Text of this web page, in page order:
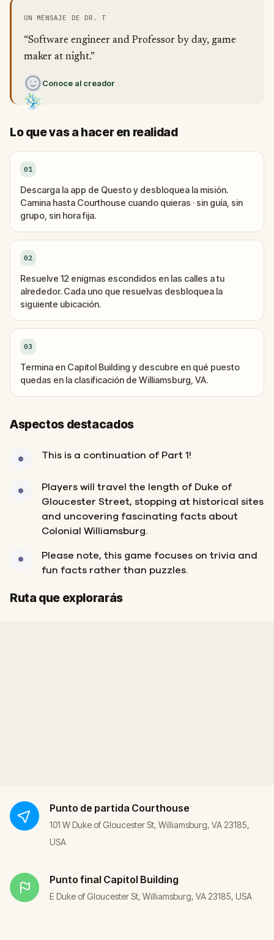
UN MENSAJE DE DR. T
“Software engineer and Professor by day, game
maker at night.”
Conoce al creador
Lo que vas a hacer en realidad
01
Descarga la app de Questo y desbloquea la misión.
Camina hasta Courthouse cuando quieras · sin guía, sin
grupo, sin hora fija.
02
Resuelve 12 enigmas escondidos en las calles a tu
alrededor. Cada uno que resuelvas desbloquea la
siguiente ubicación.
03
Termina en Capitol Building y descubre en qué puesto
quedas en la clasificación de Williamsburg, VA.
Aspectos destacados
This is a continuation of Part 1!
Players will travel the length of Duke of
Gloucester Street, stopping at historical sites
and uncovering fascinating facts about
Colonial Williamsburg.
Please note, this game focuses on trivia and
fun facts rather than puzzles.
Ruta que explorarás
Inicio
Final
Punto de partida Courthouse
101 W Duke of Gloucester St, Williamsburg, VA 23185,
USA
Punto final Capitol Building
E Duke of Gloucester St, Williamsburg, VA 23185, USA